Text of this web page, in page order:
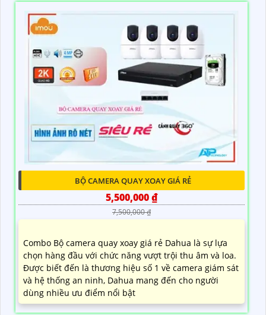
BỘ CAMERA QUAY XOAY GIÁ RẺ
5,500,000 ₫
7,500,000 ₫
Combo Bộ camera quay xoay giá rẻ Dahua là sự lựa
chọn hàng đầu với chức năng vượt trội thu âm và loa.
Được biết đến là thương hiệu số 1 về camera giám sát
và hệ thống an ninh, Dahua mang đến cho người
dùng nhiều ưu điểm nổi bật